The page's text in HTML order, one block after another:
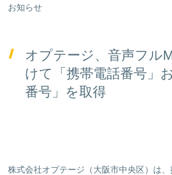
お知らせ
オプテージ、音声フル
けて「携帯電話番号」
番号」を取得
株式会社オプテージ（大阪市中央区）は